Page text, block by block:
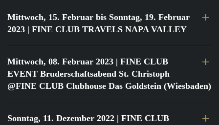
Mittwoch, 15. Februar bis Sonntag, 19. Februar
2023 | FINE CLUB TRAVELS NAPA VALLEY
Mittwoch, 08. Februar 2023 | FINE CLUB
EVENT Bruderschaftsabend St. Christoph
@FINE CLUB Clubhouse Das Goldstein (Wiesbaden)
Sonntag, 11. Dezember 2022 | FINE CLUB